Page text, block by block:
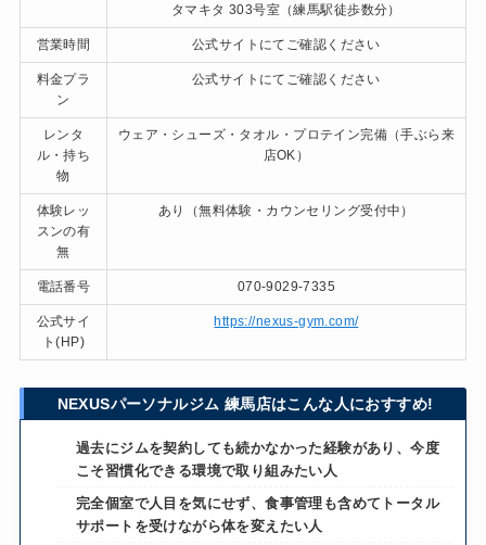
タマキタ 303号室（練馬駅徒歩数分）
営業時間 公式サイトにてご確認ください
料金プラ
ン
公式サイトにてご確認ください
レンタ
ル・持ち
物
ウェア・シューズ・タオル・プロテイン完備（手ぶら来
店OK）
体験レッ
スンの有
無
あり（無料体験・カウンセリング受付中）
電話番号 070-9029-7335
公式サイ
ト(HP)
https://nexus-gym.com/
NEXUSパーソナルジム 練馬店はこんな人におすすめ!
過去にジムを契約しても続かなかった経験があり、今度
こそ習慣化できる環境で取り組みたい人
完全個室で人目を気にせず、食事管理も含めてトータル
サポートを受けながら体を変えたい人